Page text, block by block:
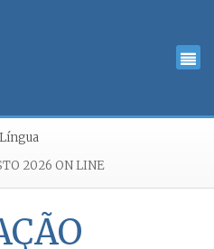
2026 ON LINE